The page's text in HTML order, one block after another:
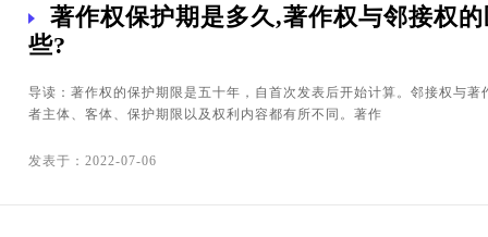
著作权保护期是多久,著作权与邻接权
些?
导读：著作权的保护期限是五十年，自首次发表后开始计算。邻接权与著
者主体、客体、保护期限以及权利内容都有所不同。著作
发表于：2022-07-06